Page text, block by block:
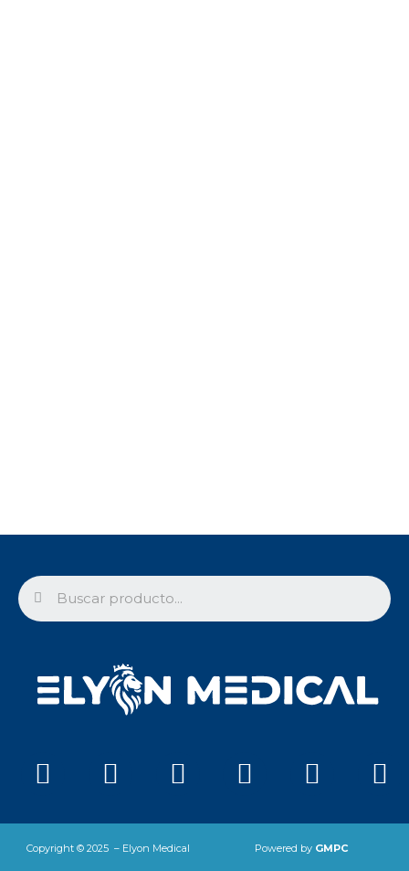
Facebook
TwitterInstagram
Telegram
Copyright © 2025 – Elyon Medical Powered by GMPC